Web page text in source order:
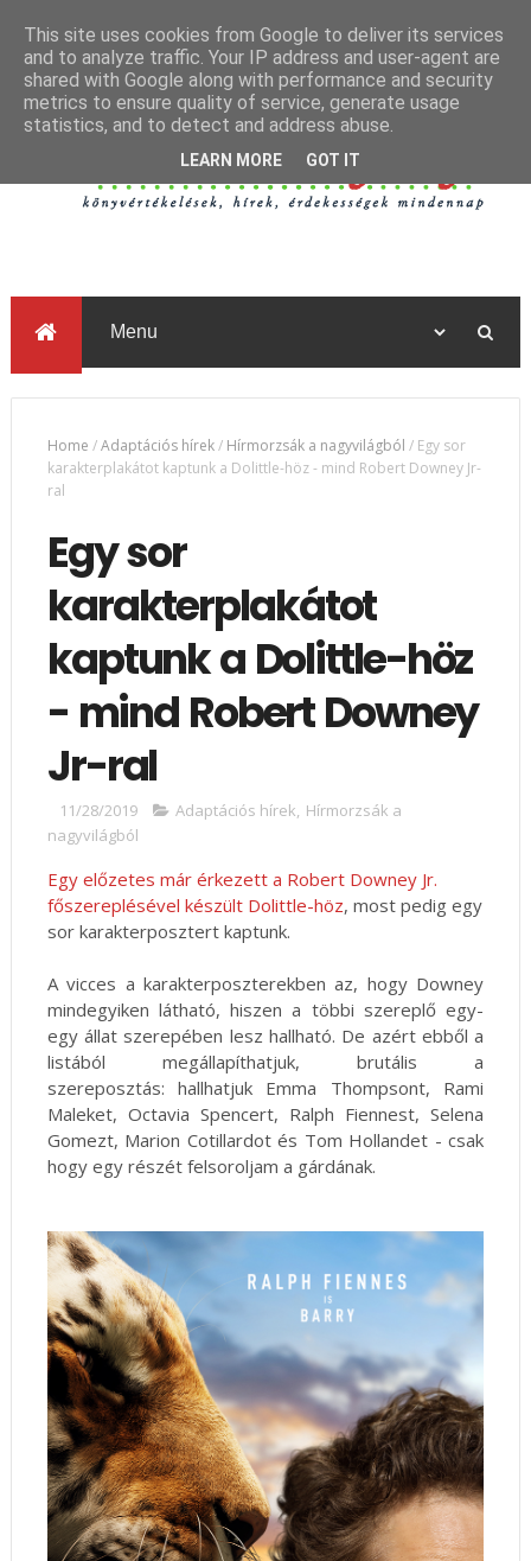
Home /Adaptációs hírek/ Hírmorzsák a nagyvilágból / Egy sor
karakterplakátot kaptunk a Dolittle-höz - mind Robert Downey Jr-
ral
Egy sor
karakterplakátot
kaptunk a Dolittle-höz
- mind Robert Downey
Jr-ral
11/28/2019 Adaptációs hírek, Hírmorzsák a
nagyvilágból
Egy előzetes már érkezett a Robert Downey Jr.
főszereplésével készült Dolittle-höz, most pedig egy
sor karakterposztert kaptunk.
A vicces a karakterposzterekben az, hogy Downey
mindegyiken látható, hiszen a többi szereplő egy-
egy állat szerepében lesz hallható. De azért ebből a
listából megállapíthatjuk, brutális a
szereposztás: hallhatjuk Emma Thompsont, Rami
Maleket, Octavia Spencert, Ralph Fiennest, Selena
Gomezt, Marion Cotillardot és Tom Hollandet - csak
hogy egy részét felsoroljam a gárdának.
This site uses cookies from Google to deliver its services
and to analyze traffic. Your IP address and user-agent are
shared with Google along with performance and security
metrics to ensure quality of service, generate usage
statistics, and to detect and address abuse.
LEARN MORE GOT IT